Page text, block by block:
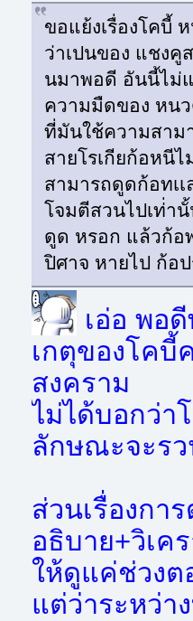
ขอแย้งเรื่องโคบี้
ว่าเปนของ แชงคู
นมาพอดี อันนี้ไม่
ความมืดของ หน
ที่มันใช้ความสาม
สายโรเกียก้อหนี
สามารถดูดก้อทเ
โจมตีสวนไปเท่่า
ดูด หรอก แล้วก้อ
ปิศาจ หายไป ก้อ
เอ่อ พอ
เกตุของโคบี้
สงคราม
ไม่ได้บอกว่า
ลักษณะจะร
ส่วนเรื่องกา
อธิบาย+วิเค
ให้ดูแค่ช่วงต
แต่ว่าระหว่า